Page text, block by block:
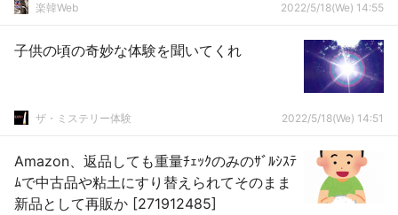
楽韓Web 2022/5/18(We) 14:55
子供の頃の奇妙な体験を聞いてくれ
ザ・ミステリー体験 2022/5/18(We) 14:51
Amazon、返品しても重量ﾁｪｯｸのみのｻﾞﾙｼｽﾃ
ﾑで中古品や粘土にすり替えられてそのまま
新品として再販か [271912485]